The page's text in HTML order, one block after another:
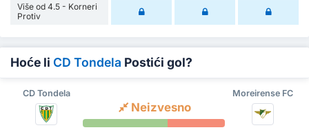
Više od 4.5 - Korneri
Protiv
Hoće li CD Tondela Postići gol?
CD Tondela Moreirense FC
Neizvesno